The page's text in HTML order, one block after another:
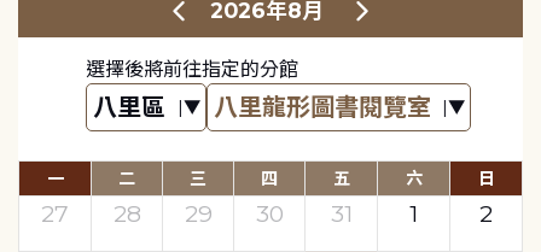
2026年8月
選擇後將前往指定的分館
一 二 三 四 五 六 日
27 28 29 30 31 1
2